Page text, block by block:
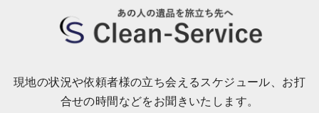
現地の状況や依頼者様の立ち会えるスケジュール、お打
合せの時間などをお聞きいたします。